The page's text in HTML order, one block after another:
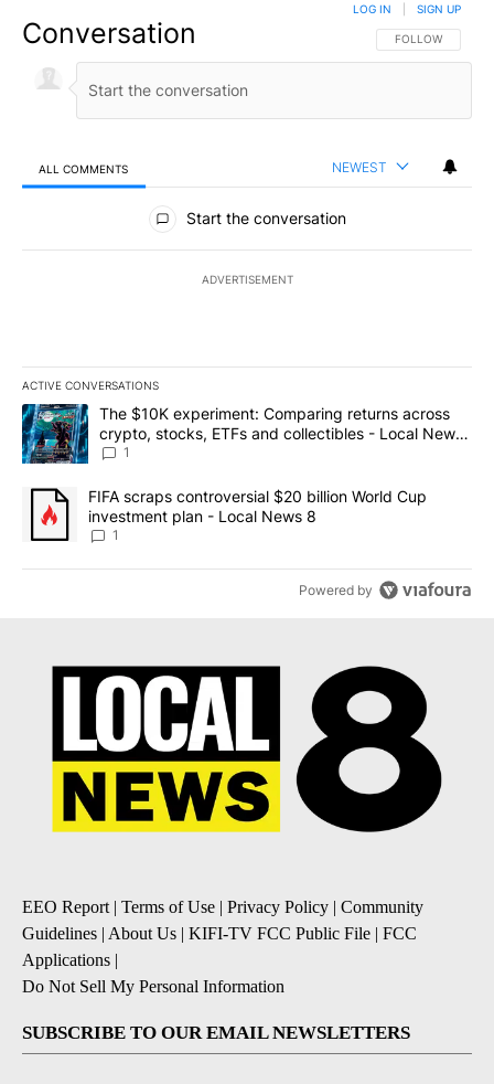
Conversation FOLLOW THIS
FOLLOW
LOG IN SIGN UP
ALL COMMENTS NEWEST
All Comments
Start the conversation
ADVERTISEMENT
ACTIVE CONVERSATIONS
The following is a list of the most commented articles in the last
A trending article titled "The $10K experiment: Comparing
The $10K experiment: Comparing returns across
crypto, stocks, ETFs and collectibles - Local News
8
1
A trending article titled "FIFA scraps controversial $20 billion
FIFA scraps controversial $20 billion World Cup
investment plan - Local News 8
1
Powered by
EEO Report| Terms of Use | Privacy Policy | Community
Guidelines | About Us | KIFI-TV FCC Public File | FCC
Applications |
Do Not Sell My Personal Information
SUBSCRIBE TO OUR EMAIL NEWSLETTERS